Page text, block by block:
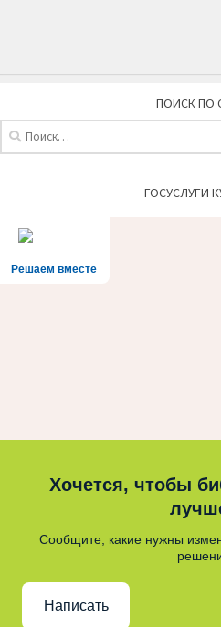
ПОИСК ПО
ГОСУСЛУГИ
Решаем вместе
Хочется, чтобы
Сообщите, какие нужны
Написать